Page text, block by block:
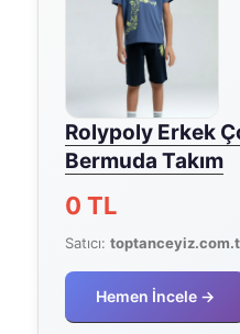
Rolypoly Erkek
Bermuda Takım
0 TL
Satıcı:
Hemen İncele →